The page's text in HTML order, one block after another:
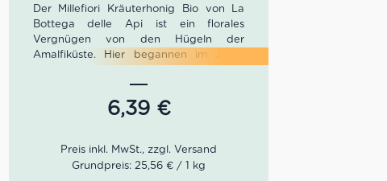
Der Millefiori Kräuterhonig Bio von La
Bottega delle Api ist ein florales
Vergnügen von den Hügeln der
Amalfiküste. Hier begannen im Jahre
1994 die wagemutigen Gründer mit ihrer
Imkerei. Ohne Vorkenntnisse, aber mit
viel Leidenschaft und Ehrgeiz
entwickelte sich aus einem einfachen
mit dem Namen: La Bottega delle Api.
Der Millefiori Bio-Honig ist kristallisiert
6,39 €
Grundpreis: 25,56 € / 1 kg